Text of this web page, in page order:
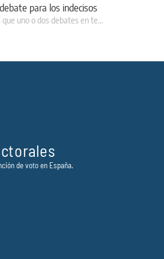
para los indecisos
que uno o dos debates en te…
de voto en España.